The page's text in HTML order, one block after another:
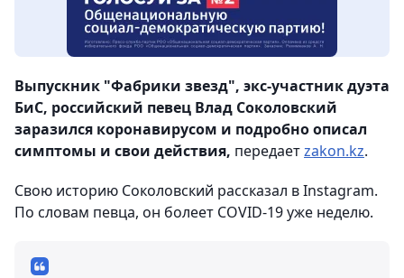
Выпускник "Фабрики звезд", экс-участник дуэта
БиС, российский певец Влад Соколовский
заразился коронавирусом и подробно описал
симптомы и свои действия, передаетzakon.kz.
Свою историю Соколовский рассказал в Instagram.
По словам певца, он болеет COVID-19 уже неделю.